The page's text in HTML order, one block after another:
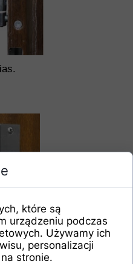
które są
urządzeniu podczas
Używamy ich
personalizacji
stronie.